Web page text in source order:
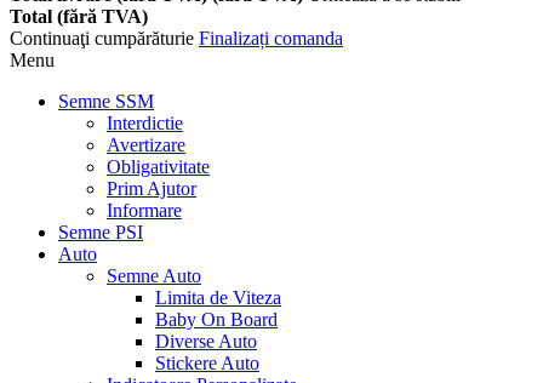
Total (fără TVA)
Continuaţi cumpărăturie Finalizați comanda
Menu
Semne SSM
Interdictie
Avertizare
Obligativitate
Prim Ajutor
Informare
Semne PSI
Auto
Semne Auto
Limita de Viteza
Baby On Board
Diverse Auto
Stickere Auto